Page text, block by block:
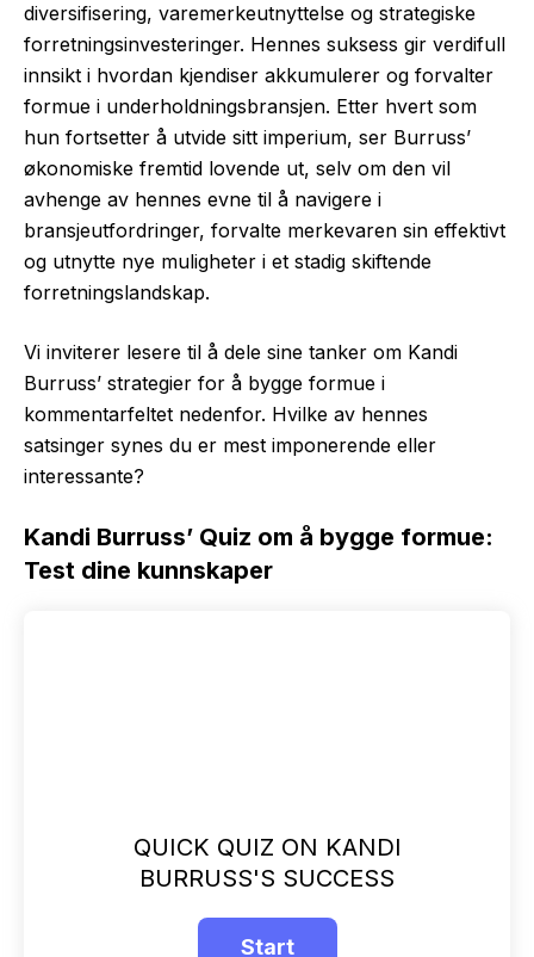
diversifisering, varemerkeutnyttelse og strategiske
forretningsinvesteringer. Hennes suksess gir verdifull
innsikt i hvordan kjendiser akkumulerer og forvalter
formue i underholdningsbransjen. Etter hvert som
hun fortsetter å utvide sitt imperium, ser Burruss’
økonomiske fremtid lovende ut, selv om den vil
avhenge av hennes evne til å navigere i
bransjeutfordringer, forvalte merkevaren sin effektivt
og utnytte nye muligheter i et stadig skiftende
forretningslandskap.
Vi inviterer lesere til å dele sine tanker om Kandi
Burruss’ strategier for å bygge formue i
kommentarfeltet nedenfor. Hvilke av hennes
satsinger synes du er mest imponerende eller
interessante?
Kandi Burruss’ Quiz om å bygge formue:
Test dine kunnskaper
QUICK QUIZ ON KANDI
BURRUSS'S SUCCESS